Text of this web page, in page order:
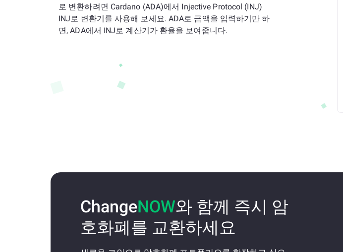
로 변환하려면 Cardano (ADA)에서 Injective Protocol (INJ)
INJ로 변환기를 사용해 보세요. ADA로 금액을 입력하기만 하
면, ADA에서 INJ로 계산기가 환율을 보여줍니다.
ChangeNOW와 함께 즉시 암
호화폐를 교환하세요